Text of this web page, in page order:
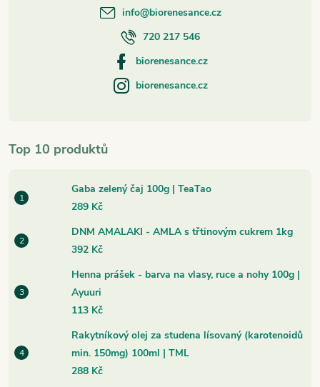
Top 10 produktů
Gaba zelený čaj 100g | TeaTao
289 Kč
DNM AMALAKI - AMLA s třtinovým cukrem 1kg
392 Kč
Henna prášek - barva na vlasy, ruce a nohy 100g |
Ayuuri
113 Kč
Rakytníkový olej za studena lísovaný (karotenoidů
min. 150mg) 100ml | TML
288 Kč
info@biorenesance.cz
720 217 546
biorenesance.cz
biorenesance.cz